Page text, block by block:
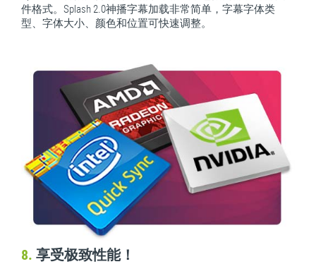
件格式。Splash 2.0神播字幕加载非常简单，字幕字体类
型、字体大小、颜色和位置可快速调整。
8. 享受极致性能！